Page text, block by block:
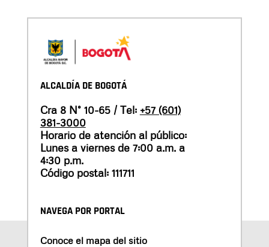
ALCALDÍA DE BOGOTÁ
Cra 8 N° 10-65 / Tel: +57 (601)
381-3000
Horario de atención al público:
Lunes a viernes de 7:00 a.m. a
4:30 p.m.
Código postal: 111711
NAVEGA POR PORTAL
Conoce el mapa del sitio